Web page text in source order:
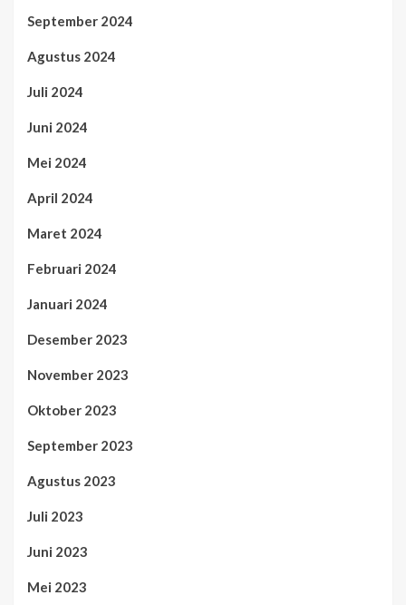
September 2024
Agustus 2024
Juli 2024
Juni 2024
Mei 2024
April 2024
Maret 2024
Februari 2024
Januari 2024
Desember 2023
November 2023
Oktober 2023
September 2023
Agustus 2023
Juli 2023
Juni 2023
Mei 2023